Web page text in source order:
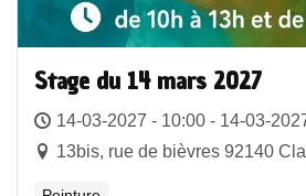
Stage du 14 mars 2027
14-03-2027 - 10:00 - 14-03-
13bis, rue de bièvres 92140